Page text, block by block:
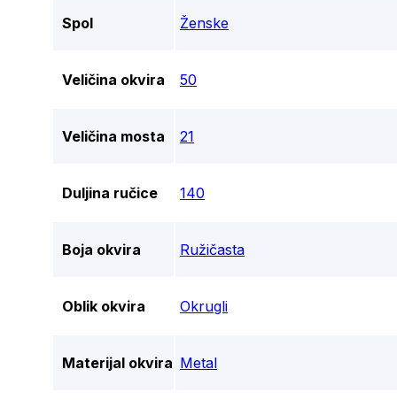
Spol Ženske
Veličina okvira 50
Veličina mosta 21
Duljina ručice 140
Boja okvira Ružičasta
Oblik okvira Okrugli
Materijal okvira Metal